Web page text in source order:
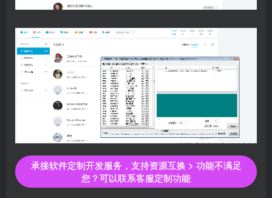
承接软件定制开发服务，支持资源互换 > 功能不满足
您？可以联系客服定制功能